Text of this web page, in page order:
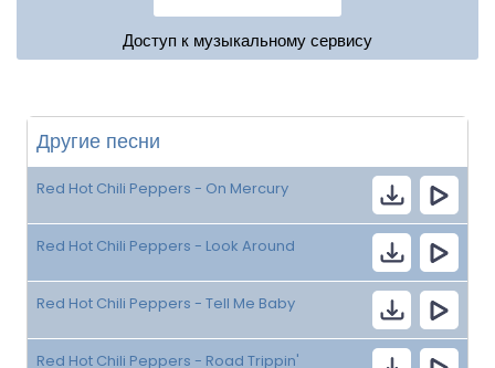
Доступ к музыкальному сервису
Другие песни
Red Hot Chili Peppers - On Mercury
Red Hot Chili Peppers - Look Around
Red Hot Chili Peppers - Tell Me Baby
Red Hot Chili Peppers - Road Trippin'